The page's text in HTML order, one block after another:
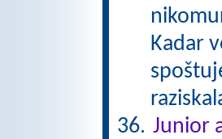
Kadar
Junior